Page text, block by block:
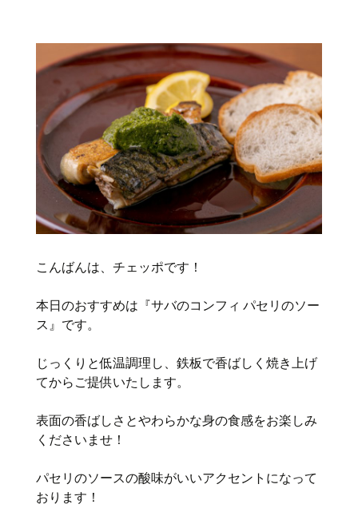
こんばんは、チェッポです！
本日のおすすめは『サバのコンフィ パセリのソー
ス』です。
じっくりと低温調理し、鉄板で香ばしく焼き上げ
てからご提供いたします。
表面の香ばしさとやわらかな身の食感をお楽しみ
くださいませ！
パセリのソースの酸味がいいアクセントになって
おります！